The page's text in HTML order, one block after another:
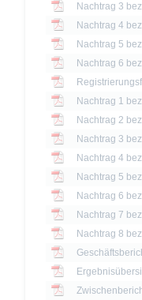
Nachtrag 3
Nachtrag 4
Nachtrag 5
Nachtrag 6
Nachtrag 1
Nachtrag 2
Nachtrag 3
Nachtrag 4
Nachtrag 5
Nachtrag 6
Nachtrag 7
Nachtrag 8